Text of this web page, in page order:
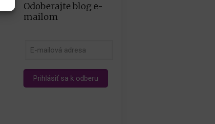
Odoberajte blog e-
mailom